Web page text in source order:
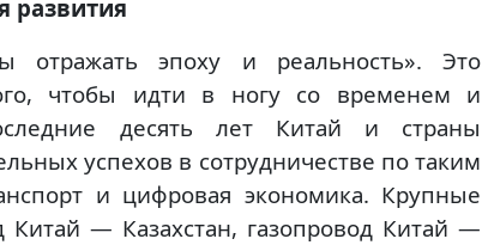
развития
отражать эпоху и реальность». Это
чтобы идти в ногу со временем и
десять лет Китай и страны
успехов в сотрудничестве по таким
и цифровая экономика. Крупные
— Казахстан, газопровод Китай —